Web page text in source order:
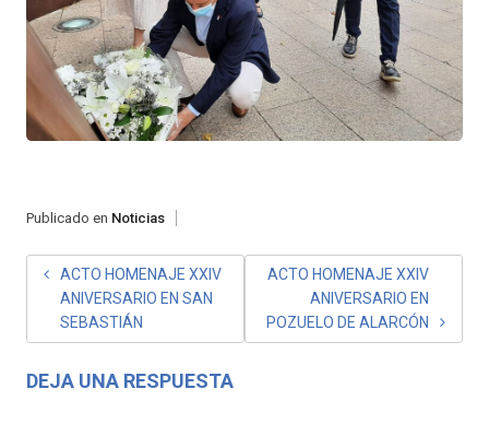
Publicado en Noticias
NAVEGACIÓN
ENTRADAS
ACTO HOMENAJE XXIV
ANIVERSARIO EN SAN
SEBASTIÁN
ACTO HOMENAJE XXIV
ANIVERSARIO EN
POZUELO DE ALARCÓN
DEJA UNA RESPUESTA